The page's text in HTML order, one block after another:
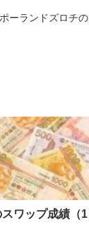
ーランドズロチ
ワップ成績（1